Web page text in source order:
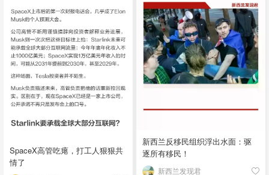
新西兰反移民组织浮出水面：驱
逐所有移民！
新西兰发现君
SpaceX高管吃瘪，打工人狠狠共
情了